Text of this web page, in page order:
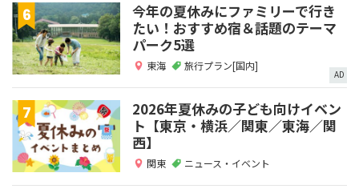
今年の夏休みにファミリーで行き
たい！おすすめ宿＆話題のテーマ
パーク5選
東海 旅行プラン[国内]
AD
2026年夏休みの子ども向けイベン
ト【東京・横浜／関東／東海／関
西】
関東 ニュース・イベント